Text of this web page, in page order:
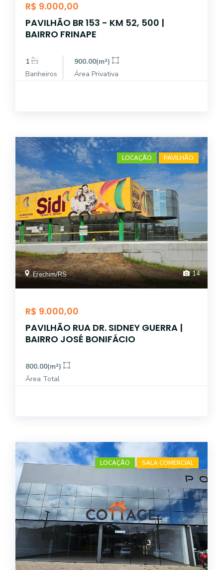
R$ 9.000,00
PAVILHÃO BR 153 - KM 52, 500 |
BAIRRO FRINAPE
1
Banheiros
900.00(m²)
Área Privativa
LOCAÇÃO PAVILHÃO
Erechim/RS 14
R$ 9.000,00
PAVILHÃO RUA DR. SIDNEY GUERRA |
BAIRRO JOSÉ BONIFÁCIO
800.00(m²)
Área Total
LOCAÇÃO SALA COMERCIAL